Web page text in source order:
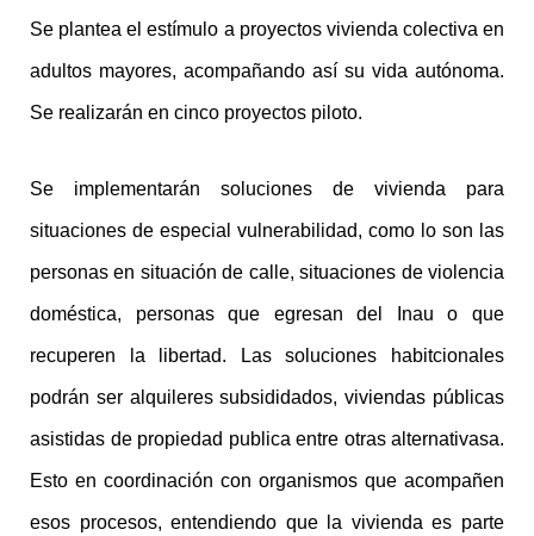
Se plantea el estímulo a proyectos vivienda colectiva en
adultos mayores, acompañando así su vida autónoma.
Se realizarán en cinco proyectos piloto.
Se implementarán soluciones de vivienda para
situaciones de especial vulnerabilidad, como lo son las
personas en situación de calle, situaciones de violencia
doméstica, personas que egresan del Inau o que
recuperen la libertad. Las soluciones habitcionales
podrán ser alquileres subsididados, viviendas públicas
asistidas de propiedad publica entre otras alternativasa.
Esto en coordinación con organismos que acompañen
esos procesos, entendiendo que la vivienda es parte